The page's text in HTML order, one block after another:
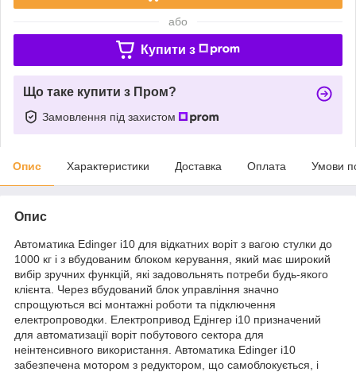
або
Купити з
Що таке купити з Пром?
Замовлення під захистом
Опис Характеристики Доставка Оплата Умови
Опис
Автоматика Edinger i10 для відкатних воріт з вагою стулки до
1000 кг і з вбудованим блоком керування, який має широкий
вибір зручних функцій, які задовольнять потреби будь-якого
клієнта. Через вбудований блок управління значно
спрощуються всі монтажні роботи та підключення
електропроводки. Електропривод Едінгер i10 призначений
для автоматизації воріт побутового сектора для
неінтенсивного використання. Автоматика Edinger i10
забезпечена мотором з редуктором, що самоблокується, і